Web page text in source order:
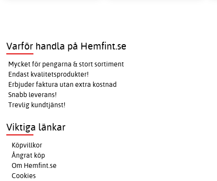
Varför handla på Hemfint.se
Mycket för pengarna & stort sortiment
Endast kvalitetsprodukter!
Erbjuder faktura utan extra kostnad
Snabb leverans!
Trevlig kundtjänst!
Viktiga länkar
Köpvillkor
Ångrat köp
Om Hemfint.se
Cookies